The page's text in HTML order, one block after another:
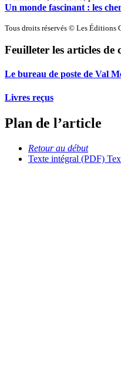
Un monde fascinant : les
Tous droits réservés © Les Éditions
Feuilleter les articles de
Le bureau de poste de Val
Livres reçus
Plan de l’article
Retour au début
Texte intégral (PDF)